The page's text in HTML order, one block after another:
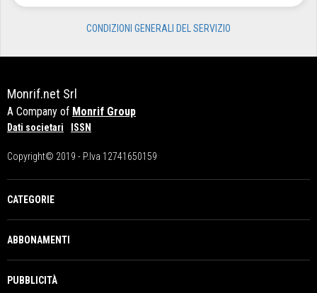
CONDIZIONI GENERALI DEL SERVIZIO
Monrif.net Srl
A Company of Monrif Group
Dati societari ISSN
Copyright© 2019 - P.Iva 12741650159
CATEGORIE
ABBONAMENTI
PUBBLICITÀ